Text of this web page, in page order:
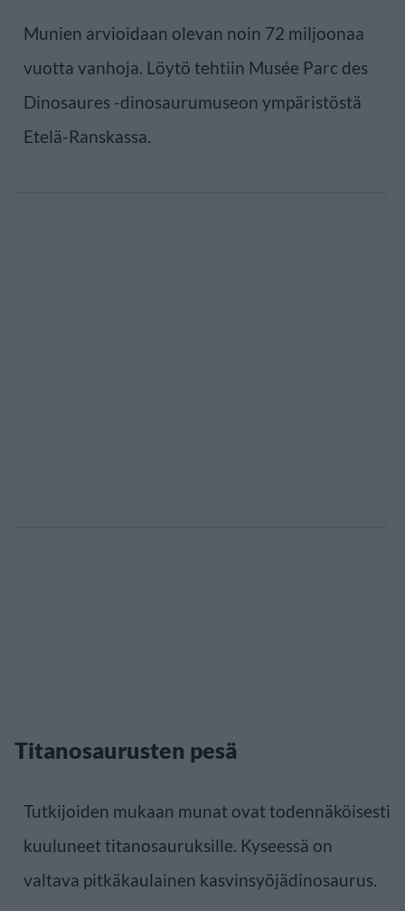
Munien arvioidaan olevan noin 72 miljoonaa
vuotta vanhoja. Löytö tehtiin Musée Parc des
Dinosaures -dinosaurumuseon ympäristöstä
Etelä-Ranskassa.
Titanosaurusten pesä
Tutkijoiden mukaan munat ovat todennäköisesti
kuuluneet titanosauruksille. Kyseessä on
valtava pitkäkaulainen kasvinsyöjädinosaurus.